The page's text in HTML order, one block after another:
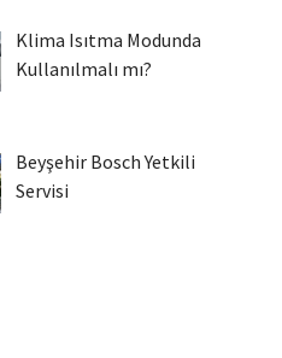
Klima Isıtma Modunda
Kullanılmalı mı?
Beyşehir Bosch Yetkili
Servisi